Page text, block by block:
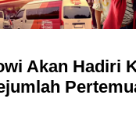
Akan Hadiri